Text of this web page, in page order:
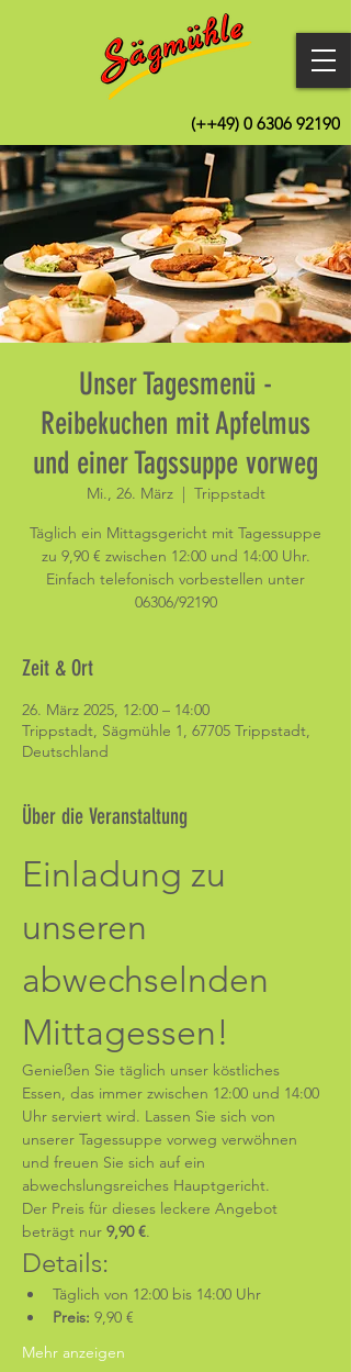
(++49) 0 6306 92190
Unser Tagesmenü -
Reibekuchen mit Apfelmus
und einer Tagssuppe vorweg
Mi., 26. März
  |
Trippstadt
Täglich ein Mittagsgericht mit Tagessuppe
zu 9,90 € zwischen 12:00 und 14:00 Uhr.
Einfach telefonisch vorbestellen unter
06306/92190
Zeit & Ort
26. März 2025, 12:00 – 14:00
Trippstadt, Sägmühle 1, 67705 Trippstadt,
Deutschland
Über die Veranstaltung
Einladung zu
unseren
abwechselnden
Mittagessen!
Genießen Sie täglich unser köstliches
Essen, das immer zwischen 12:00 und 14:00
Uhr serviert wird. Lassen Sie sich von
unserer Tagessuppe vorweg verwöhnen
und freuen Sie sich auf ein
abwechslungsreiches Hauptgericht.
Der Preis für dieses leckere Angebot
beträgt nur 9,90 €.
Details:
Täglich von 12:00 bis 14:00 Uhr
Preis: 9,90 €
Mehr anzeigen